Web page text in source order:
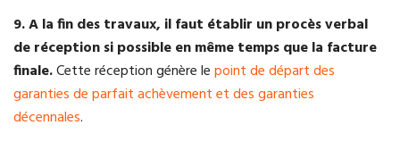
9. A la fin des travaux, il faut établir un procès verbal
de réception si possible en même temps que la facture
finale.Cette réception génère lepoint de départ des
garanties de parfait achèvement et des garanties
décennales.